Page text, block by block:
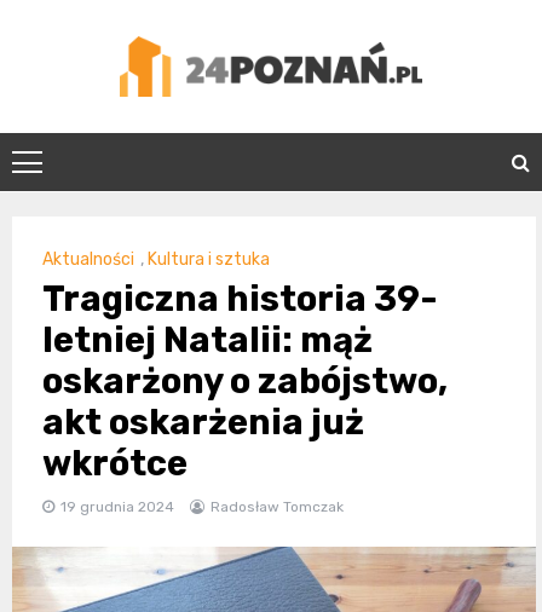
24Poznań.pl
Aktualności , Kultura i sztuka
Tragiczna historia 39-
letniej Natalii: mąż
oskarżony o zabójstwo,
akt oskarżenia już
wkrótce
19 grudnia 2024 Radosław Tomczak